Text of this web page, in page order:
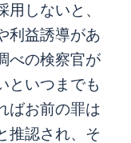
しないと、
利益誘導があ
べの検察官が
といつまでも
ばお前の罪は
推認され、そ